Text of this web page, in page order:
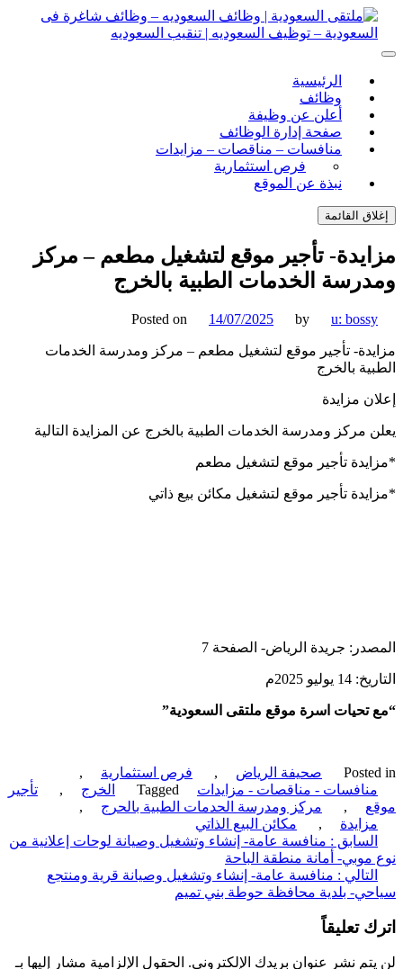
– توظيف السعوديه | تنقيب السعوديه
السعوديه | تنقيب السعوديه
الرئيسية
وظائف
أعلن عن وظيفة
صفحة إدارة الوظائف
منافسات – مناقصات – مزايدات
فرص استثمارية
نبذة عن الموقع
القائمة
تأجير موقع لتشغيل مطعم – مركز
الخدمات الطبية بالخرج
Posted on 14/07/2025 by u:
تأجير موقع لتشغيل مطعم – مركز ومدرسة الخدمات
بالخرج
مزايدة
مركز ومدرسة الخدمات الطبية بالخرج عن المزايدة التالية
تأجير موقع لتشغيل مطعم
تأجير موقع لتشغيل مكائن بيع ذاتي
جريدة الرياض- الصفحة 7
2025م
تحيات اسرة موقع ملتقى السعودية”
صحيفة الرياض , فرص استثمارية
,
- مناقصات - مزايدات
Tagged الخرج ,
تأجير
, مركز ومدرسة الحدمات الطبية بالحرج
,
, مكائن البيع الذاتي
: منافسة عامة- إنشاء وتشغيل وصيانة لوحات إعلانية من
أمانة منطقة الباحة
:منافسة عامة- إنشاء وتشغيل وصيانة قرية ومنتجع
بلدية محافظة حوطة بني تميم
تعليقاً
نشر عنوان بريدك الإلكتروني. الحقول الإلزامية مشار إليها بـ